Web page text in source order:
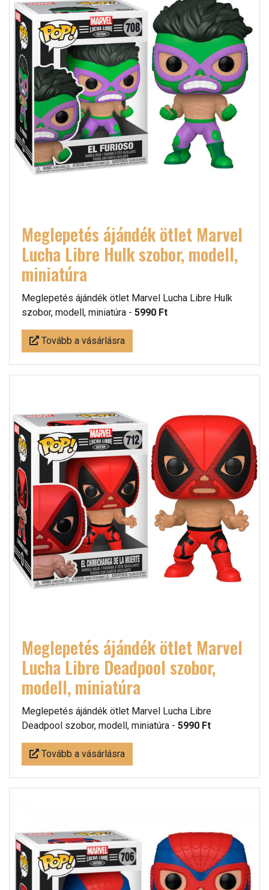
Meglepetés ájándék ötlet Marvel
Lucha Libre Hulk szobor, modell,
miniatúra
Meglepetés ájándék ötlet Marvel Lucha Libre Hulk
szobor, modell, miniatúra - 5990 Ft
Tovább a vásárlásra
Meglepetés ájándék ötlet Marvel
Lucha Libre Deadpool szobor,
modell, miniatúra
Meglepetés ájándék ötlet Marvel Lucha Libre
Deadpool szobor, modell, miniatúra - 5990 Ft
Tovább a vásárlásra